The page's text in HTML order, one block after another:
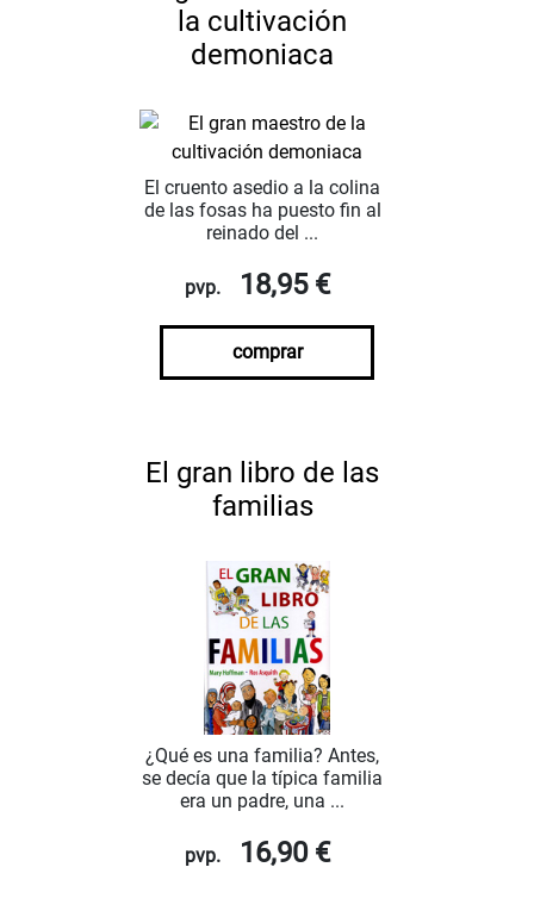
la cultivación
demoniaca
El cruento asedio a la colina
de las fosas ha puesto fin al
reinado del ...
pvp. 18,95 €
comprar
El gran libro de las
familias
¿Qué es una familia? Antes,
se decía que la típica familia
era un padre, una ...
pvp. 16,90 €